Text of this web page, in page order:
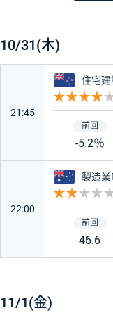
ユーロ
フランス
10/31(木)
21:45
ニュー
住宅建
-5.2％
22:00
オース
製造業
46.6
11/1(金)